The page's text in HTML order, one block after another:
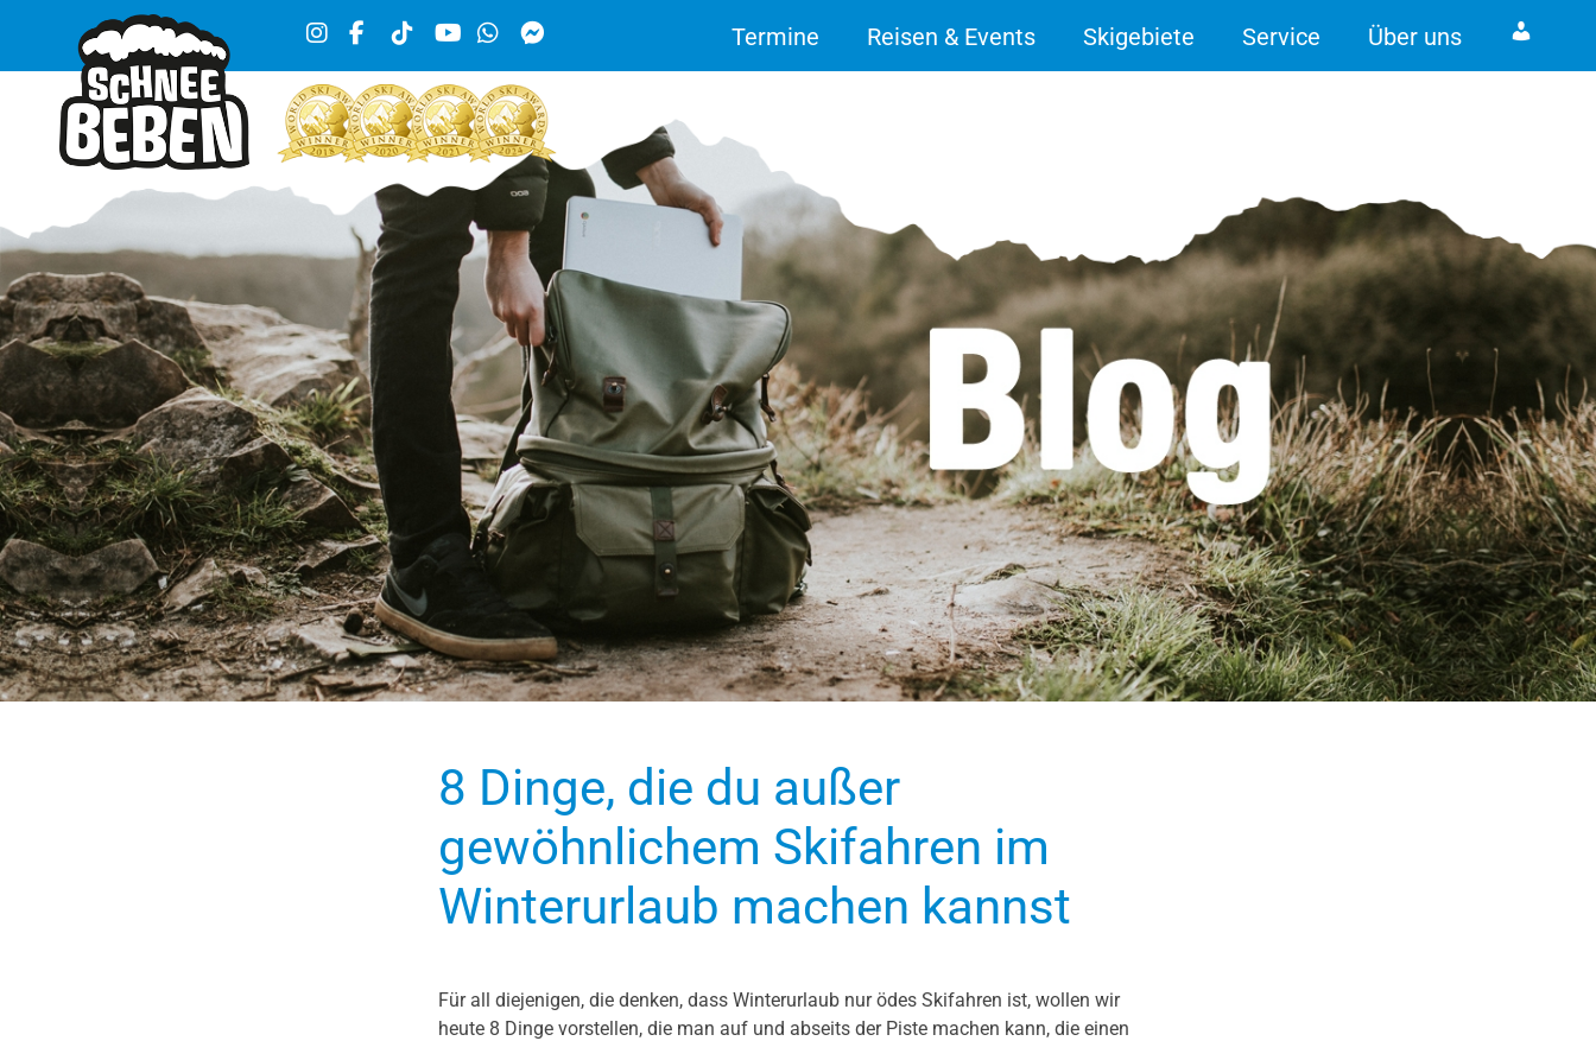
Termine Reisen & Events Skigebiete Service Über uns
8 Dinge, die du außer
gewöhnlichem Skifahren im
Winterurlaub machen kannst
Für all diejenigen, die denken, dass Winterurlaub nur ödes Skifahren ist, wollen wir
heute 8 Dinge vorstellen, die man auf und abseits der Piste machen kann, die einen